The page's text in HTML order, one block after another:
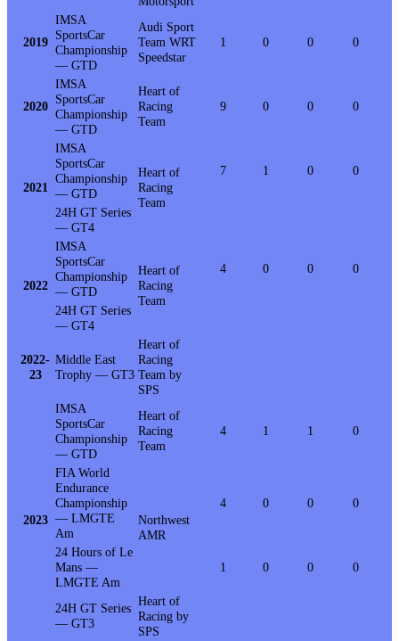
2019
IMSA
SportsCar
Championship
— GTD
Audi Sport
Team WRT
Speedstar
1 0 0 0
2020
IMSA
SportsCar
Championship
— GTD
Heart of
Racing
Team
9 0 0 0
2021
IMSA
SportsCar
Championship
— GTD
Heart of
Racing
Team
7 1 0 0
24H GT Series
— GT4
2022
IMSA
SportsCar
Championship
— GTD
Heart of
Racing
Team
4 0 0 0
24H GT Series
— GT4
2022-
23
Middle East
Trophy — GT3
Heart of
Racing
Team by
SPS
2023
IMSA
SportsCar
Championship
— GTD
Heart of
Racing
Team
4 1 1 0
FIA World
Endurance
Championship
— LMGTE
Am
Northwest
AMR
4 0 0 0
24 Hours of Le
Mans —
LMGTE Am
1 0 0 0
24H GT Series
— GT3
Heart of
Racing by
SPS